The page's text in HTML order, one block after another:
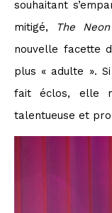
souhaitant
mitigé,
The
nouvelle facette
plus « adulte ».
fait éclos, elle
talentueuse et